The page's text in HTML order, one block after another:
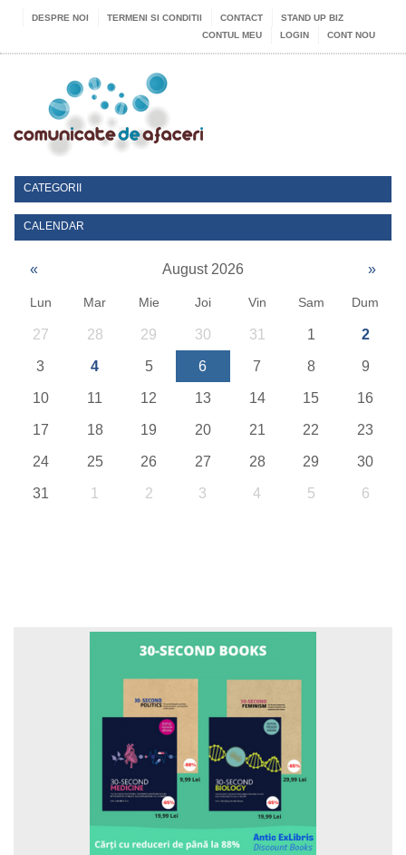
DESPRE NOI TERMENI SI CONDITII CONTACT
STAND UP BIZ
CONTUL MEU
LOGIN CONT NOU
CATEGORII
CALENDAR
« August 2026 »
Lun Mar Mie Joi Vin Sam Dum
27 28 29 30 31 1 2
3 4 5 6 7 8 9
10 11 12 13 14 15 16
17 18 19 20 21 22 23
24 25 26 27 28 29 30
31 1 2 3 4 5 6